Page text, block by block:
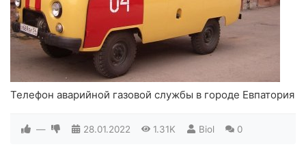
Телефон аварийной газовой службы в городе Евпатория
— 28.01.2022 1.31K Biol 0